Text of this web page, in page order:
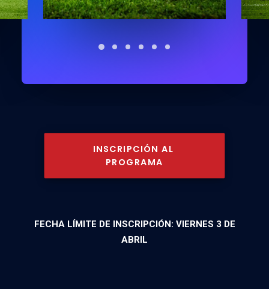
INSCRIPCIÓN AL
PROGRAMA
FECHA LÍMITE DE INSCRIPCIÓN: VIERNES 3 DE
ABRIL